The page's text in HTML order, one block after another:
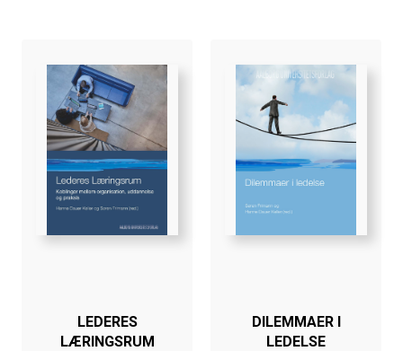
LEDERES
LÆRINGSRUM
DILEMMAER I
LEDELSE